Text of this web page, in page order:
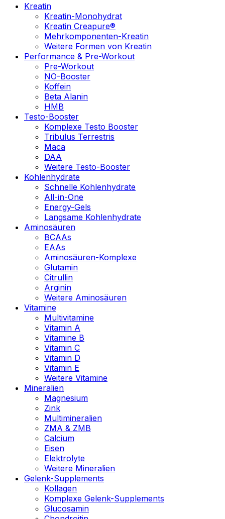
Kreatin
Kreatin-Monohydrat
Kreatin Creapure®
Mehrkomponenten-Kreatin
Weitere Formen von Kreatin
Performance & Pre-Workout
Pre-Workout
NO-Booster
Koffein
Beta Alanin
HMB
Testo-Booster
Komplexe Testo Booster
Tribulus Terrestris
Maca
DAA
Weitere Testo-Booster
Kohlenhydrate
Schnelle Kohlenhydrate
All-in-One
Energy-Gels
Langsame Kohlenhydrate
Aminosäuren
BCAAs
EAAs
Aminosäuren-Komplexe
Glutamin
Citrullin
Arginin
Weitere Aminosäuren
Vitamine
Multivitamine
Vitamin A
Vitamine B
Vitamin C
Vitamin D
Vitamin E
Weitere Vitamine
Mineralien
Magnesium
Zink
Multimineralien
ZMA & ZMB
Calcium
Eisen
Elektrolyte
Weitere Mineralien
Gelenk-Supplements
Kollagen
Komplexe Gelenk-Supplements
Glucosamin